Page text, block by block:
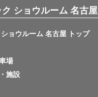
ショウルーム 名古屋
ョウルーム 名古屋 トップ
場
施設